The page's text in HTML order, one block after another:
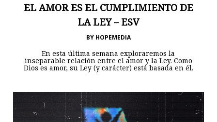
EL AMOR ES EL CUMPLIMIENTO DE
LA LEY – ESV
BY HOPEMEDIA
En esta última semana exploraremos la
inseparable relación entre el amor y la Ley. Como
Dios es amor, su Ley (y carácter) está basada en él.